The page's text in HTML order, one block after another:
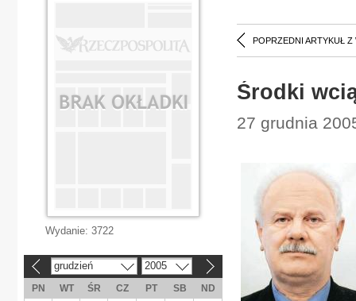
POPRZEDNI ARTYKUŁ Z
Środki
27 grudnia
Wydanie: 3722
grudzień 2005
PN WT ŚR CZ PT SB
ND